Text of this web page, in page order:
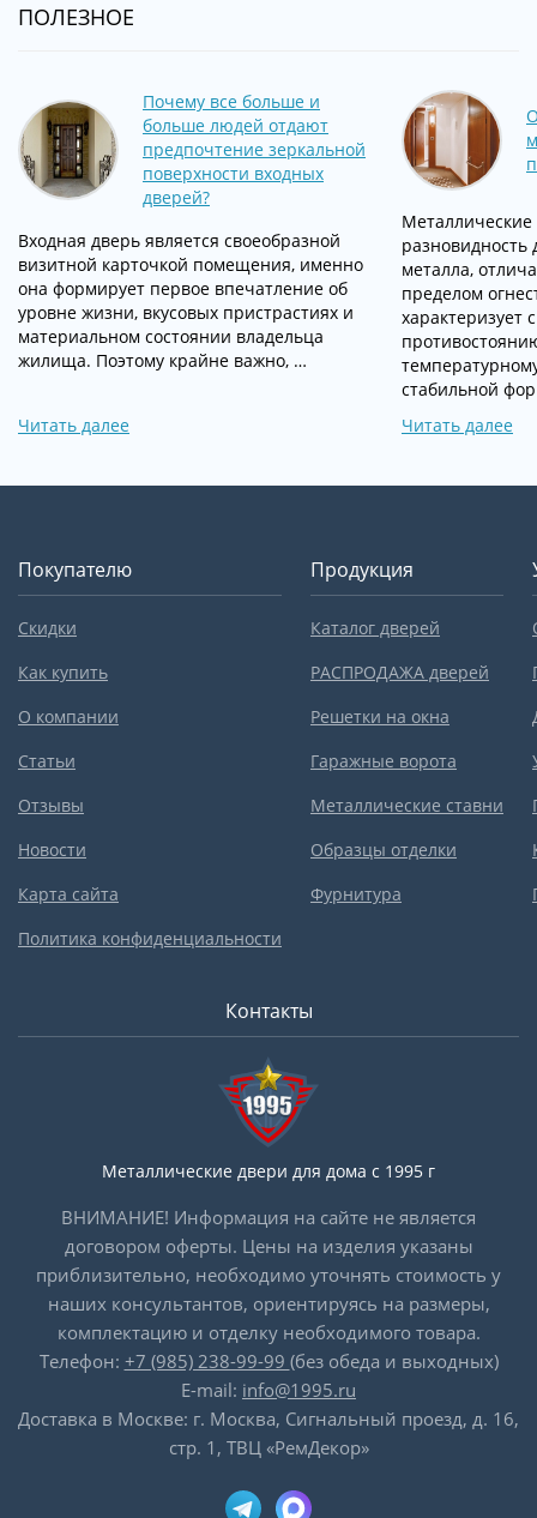
ПОЛЕЗНОЕ
Почему все больше и
больше людей отдают
предпочтение зеркальной
поверхности входных
дверей?
Входная дверь является своеобразной
визитной карточкой помещения, именно
она формирует первое впечатление об
уровне жизни, вкусовых пристрастиях и
материальном состоянии владельца
жилища. Поэтому крайне важно, …
Читать далее
разновидность
металла,
пределом
характеризует
стабильной
Читать далее
Покупателю
Скидки
Как купить
О компании
Статьи
Отзывы
Новости
Карта сайта
Политика конфиденциальности
Продукция
Каталог дверей
РАСПРОДАЖА дверей
Решетки на окна
Гаражные ворота
Металлические ставни
Образцы отделки
Фурнитура
Контакты
Металлические двери для дома с 1995 г
ВНИМАНИЕ! Информация на сайте не является
договором оферты. Цены на изделия указаны
приблизительно, необходимо уточнять стоимость у
наших консультантов, ориентируясь на размеры,
комплектацию и отделку необходимого товара.
Телефон: +7 (985) 238-99-99 (без обеда и выходных)
E-mail: info@1995.ru
Доставка в Москве: г. Москва, Сигнальный проезд, д. 16,
стр. 1, ТВЦ «РемДекор»